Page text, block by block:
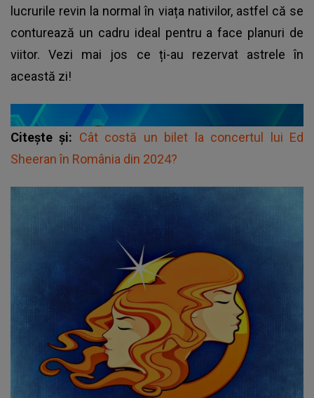
lucrurile revin la normal în viața nativilor, astfel că se
conturează un cadru ideal pentru a face planuri de
viitor. Vezi mai jos ce ți-au rezervat astrele în
această zi!
Citește și: Cât costă un bilet la concertul lui Ed
Sheeran în România din 2024?